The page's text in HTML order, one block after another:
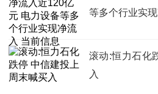
等多个行业实
滚动:恒力石化
入